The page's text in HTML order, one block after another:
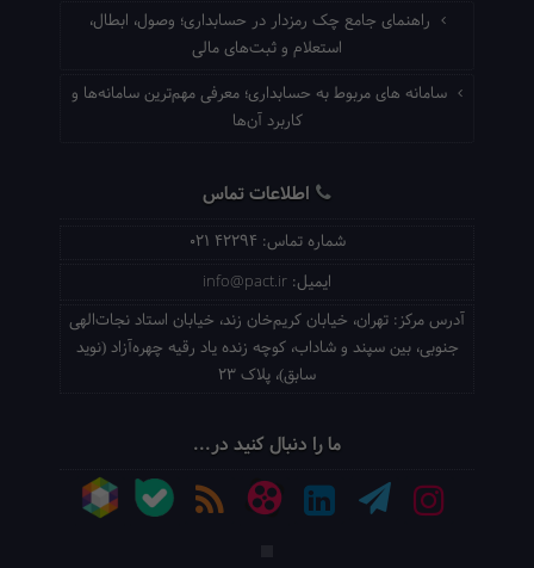
راهنمای جامع چک رمزدار در حسابداری؛ وصول، ابطال،
استعلام و ثبت‌های مالی
سامانه های مربوط به حسابداری؛ معرفی مهم‌ترین سامانه‌ها و
کاربرد آن‌ها
اطلاعات تماس
شماره تماس: 021 42294
ایمیل: info@pact.ir
آدرس مرکز: تهران، خیابان کریم‌خان زند، خیابان استاد نجات‌الهی
جنوبی، بین سپند و شاداب، کوچه زنده یاد رقیه چهره‌آزاد (نوید
سابق)، پلاک 23
ما را دنبال کنید در...